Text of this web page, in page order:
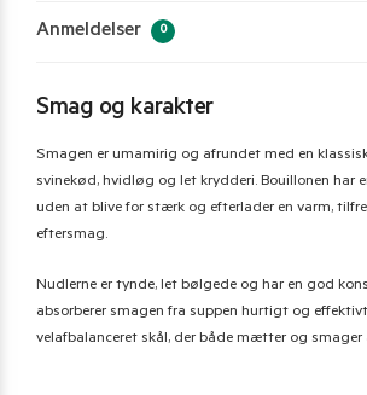
Anmeldelser 0
Smag og karakter
Smagen er umamirig og afrundet med en
svinekød, hvidløg og let krydderi. Bouillonen har
uden at blive for stærk og efterlader en varm,
eftersmag.
Nudlerne er tynde, let bølgede og har en god
absorberer smagen fra suppen hurtigt og
velafbalanceret skål, der både mætter og smager